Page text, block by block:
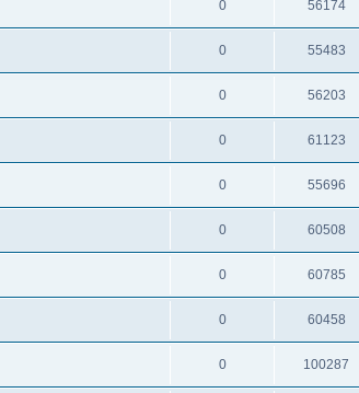
0 56174
0 55483
0 56203
0 61123
0 55696
0 60508
0 60785
0 60458
0 100287